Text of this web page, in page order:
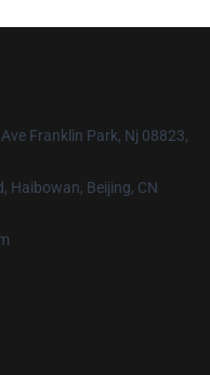
Franklin Park, Nj 08823,
Haibowan, Beijing, CN